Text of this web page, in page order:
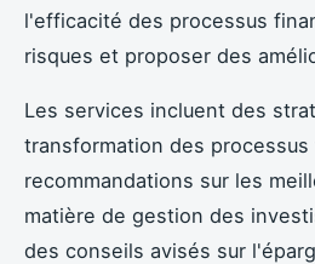
l'efficacité des processus
risques et proposer des
Les services incluent des
transformation des
recommandations sur les
matière de gestion des
des conseils avisés sur